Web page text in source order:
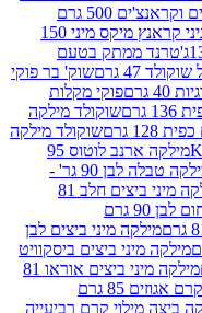
קרם שוקולד לשמרים וקראנצ'ים 500 גרם
פניני קראנץ מיקס מיני 150
בטעם
שוק' בר פוקי
פוקי מקלות
שוקולד מילקה
שוקולד מילקה
מילקה ארנב לוטוס 95
שוקולד מילקה טבלה לבן 90 גר' -
מילקה מיני ביצים חלב 81
לבן 90 גרם
ביצים לבן
ביצים ביסקוויט
מילקה מיני ביצים אוראו 81
מילקה קרם אגוזים 85 גרם
קרם רביעייה